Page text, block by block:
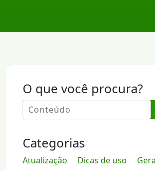
O que você procura?
Categorias
Atualização Dicas de uso